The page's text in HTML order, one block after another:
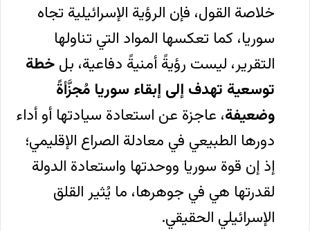
خلاصة القول، فإن الرؤية الإسرائيلية تجاه
سوريا، كما تعكسها المواد التي تناولها
التقرير، ليست رؤيةً أمنيةً دفاعية، بل خطة
توسعية تهدف إلى إبقاء سوريا مُجزَّأةً
وضعيفة، عاجزة عن استعادة سيادتها أو أداء
دورها الطبيعي في معادلة الصراع الإقليمي؛
إذ إن قوة سوريا ووحدتها واستعادة الدولة
لقدرتها هي في جوهرها، ما يُثير القلق
الإسرائيلي الحقيقي.